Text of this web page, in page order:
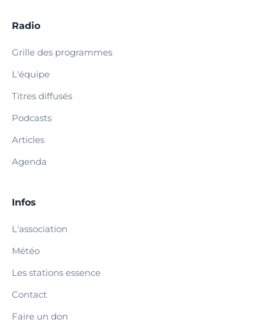
Radio
Grille des programmes
L'équipe
Titres diffusés
Podcasts
Articles
Agenda
Infos
L'association
Météo
Les stations essence
Contact
Faire un don